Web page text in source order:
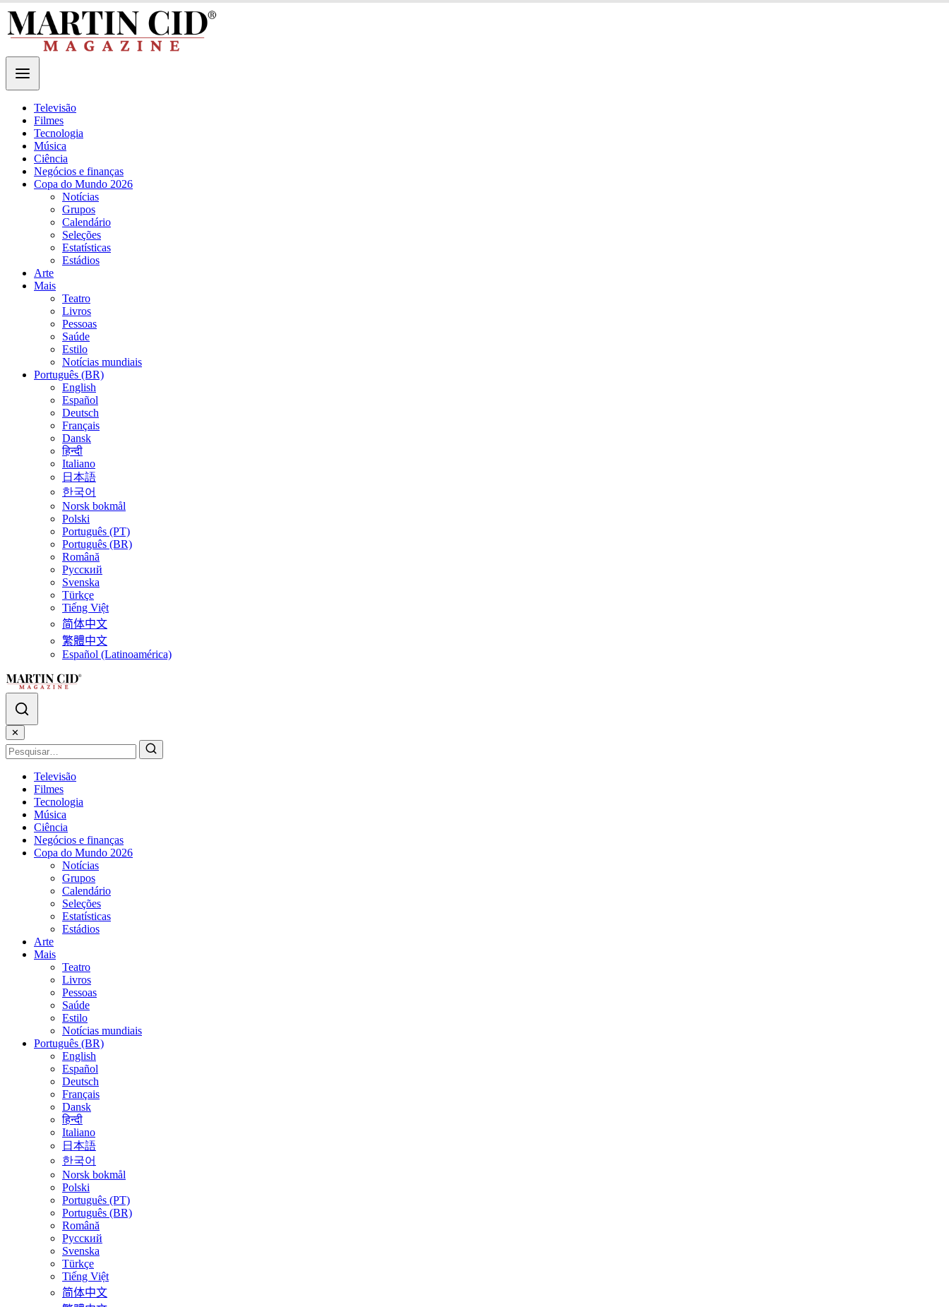
Televisão
Filmes
Tecnologia
Música
Ciência
Negócios e finanças
Copa do Mundo 2026
Notícias
Grupos
Calendário
Seleções
Estatísticas
Estádios
Arte
Mais
Teatro
Livros
Pessoas
Saúde
Estilo
Notícias mundiais
Português (BR)
English
Español
Deutsch
Français
Dansk
हिन्दी
Italiano
日本語
한국어
Norsk bokmål
Polski
Português (PT)
Português (BR)
Română
Русский
Svenska
Türkçe
Tiếng Việt
简体中文
繁體中文
Español (Latinoamérica)
✕
Televisão
Filmes
Tecnologia
Música
Ciência
Negócios e finanças
Copa do Mundo 2026
Notícias
Grupos
Calendário
Seleções
Estatísticas
Estádios
Arte
Mais
Teatro
Livros
Pessoas
Saúde
Estilo
Notícias mundiais
Português (BR)
English
Español
Deutsch
Français
Dansk
हिन्दी
Italiano
日本語
한국어
Norsk bokmål
Polski
Português (PT)
Português (BR)
Română
Русский
Svenska
Türkçe
Tiếng Việt
简体中文